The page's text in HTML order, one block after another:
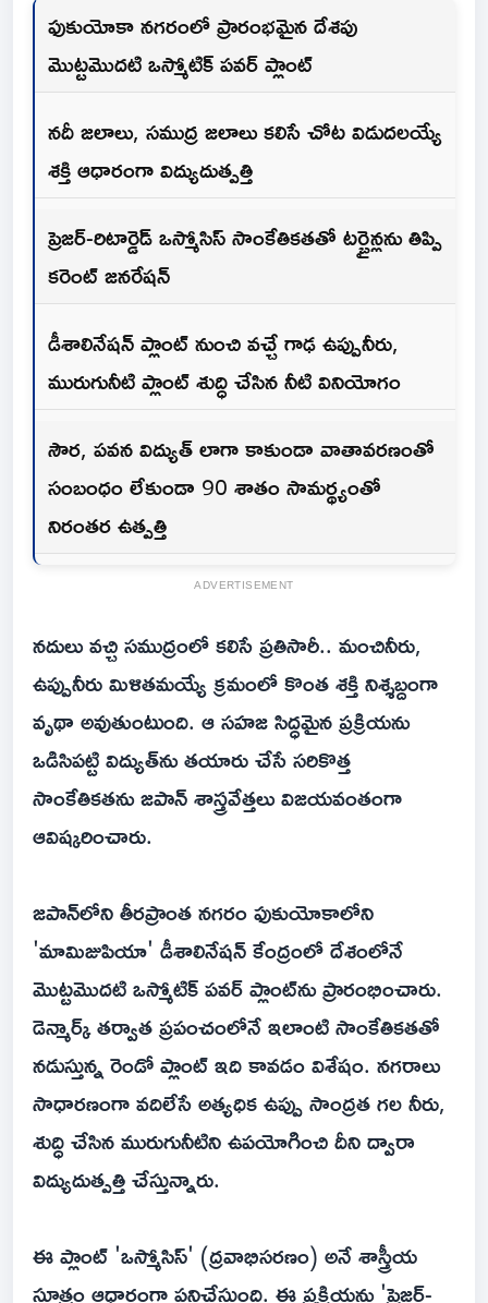
ఫుకుయోకా నగరంలో ప్రారంభమైన దేశపు
మొట్టమొదటి ఒస్మోటిక్ పవర్ ప్లాంట్
నదీ జలాలు, సముద్ర జలాలు కలిసే చోట విడుదలయ్యే
శక్తి ఆధారంగా విద్యుదుత్పత్తి
ప్రెజర్-రిటార్డెడ్ ఒస్మోసిస్ సాంకేతికతతో టర్బైన్లను తిప్పి
కరెంట్ జనరేషన్
డీశాలినేషన్ ప్లాంట్ నుంచి వచ్చే గాఢ ఉప్పునీరు,
మురుగునీటి ప్లాంట్ శుద్ధి చేసిన నీటి వినియోగం
సౌర, పవన విద్యుత్ లాగా కాకుండా వాతావరణంతో
సంబంధం లేకుండా 90 శాతం సామర్థ్యంతో
నిరంతర ఉత్పత్తి
ADVERTISEMENT
నదులు వచ్చి సముద్రంలో కలిసే ప్రతిసారీ.. మంచినీరు,
ఉప్పునీరు మిళితమయ్యే క్రమంలో కొంత శక్తి నిశ్శబ్దంగా
వృథా అవుతుంటుంది. ఆ సహజ సిద్ధమైన ప్రక్రియను
ఒడిసిపట్టి విద్యుత్‌ను తయారు చేసే సరికొత్త
సాంకేతికతను జపాన్ శాస్త్రవేత్తలు విజయవంతంగా
ఆవిష్కరించారు.
జపాన్‌లోని తీరప్రాంత నగరం ఫుకుయోకాలోని
'మామిజుపియా' డీశాలినేషన్ కేంద్రంలో దేశంలోనే
మొట్టమొదటి ఒస్మోటిక్ పవర్ ప్లాంట్‌ను ప్రారంభించారు.
డెన్మార్క్ తర్వాత ప్రపంచంలోనే ఇలాంటి సాంకేతికతతో
నడుస్తున్న రెండో ప్లాంట్ ఇది కావడం విశేషం. నగరాలు
సాధారణంగా వదిలేసే అత్యధిక ఉప్పు సాంద్రత గల నీరు,
శుద్ధి చేసిన మురుగునీటిని ఉపయోగించి దీని ద్వారా
విద్యుదుత్పత్తి చేస్తున్నారు.
ఈ ప్లాంట్ 'ఒస్మోసిస్' (ద్రవాభిసరణం) అనే శాస్త్రీయ
సూత్రం ఆధారంగా పనిచేస్తుంది. ఈ ప్రక్రియను 'ప్రెజర్-